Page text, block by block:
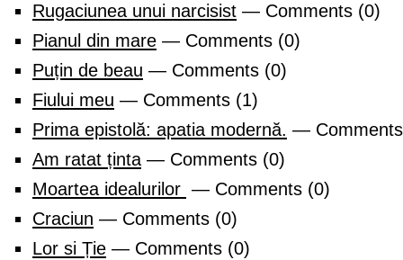
Rugaciunea unui narcisist — Comments (0)
Pianul din mare — Comments (0)
Puțin de beau — Comments (0)
Fiului meu — Comments (1)
Prima epistolă: apatia modernă. —
Am ratat ținta — Comments (0)
Moartea idealurilor — Comments (0)
Craciun — Comments (0)
Lor si Ție — Comments (0)